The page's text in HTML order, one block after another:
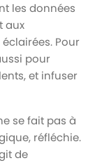
les données
aux
Pour
pour
et infuser
se fait pas à
réfléchie.
de